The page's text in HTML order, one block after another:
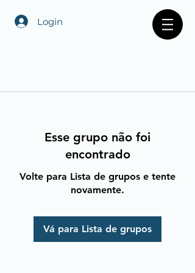
Login
Esse grupo não foi
encontrado
Volte para Lista de grupos e tente
novamente.
Vá para Lista de grupos